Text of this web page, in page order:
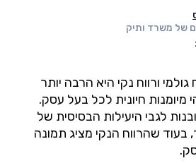
של משרד ותיק
ורווח נקי היא הרבה יותר
מיומנות חיונית לכל בעל עסק.
לגבי היעילות הבסיסית של
בעוד שהרווח הנקי מציג תמונה